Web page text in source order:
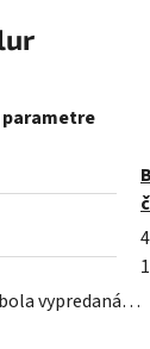
vypredaná…